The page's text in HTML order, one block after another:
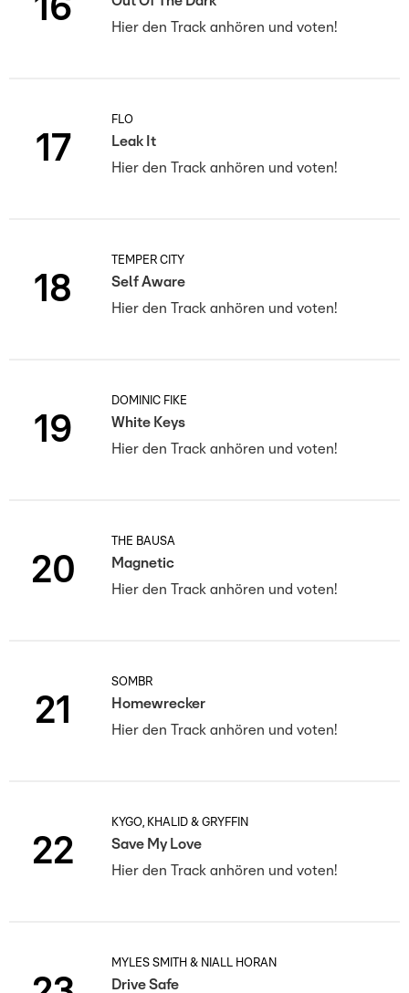
16
Hier den Track anhören und voten!
17
FLO
Leak It
Hier den Track anhören und voten!
18
TEMPER CITY
Self Aware
Hier den Track anhören und voten!
19
DOMINIC FIKE
White Keys
Hier den Track anhören und voten!
20
THE BAUSA
Magnetic
Hier den Track anhören und voten!
21
SOMBR
Homewrecker
Hier den Track anhören und voten!
22
KYGO, KHALID & GRYFFIN
Save My Love
Hier den Track anhören und voten!
MYLES SMITH & NIALL HORAN
Drive Safe